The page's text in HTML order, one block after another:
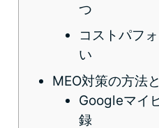
つ
コストパフ
い
MEO対策の方法
Googleマイ
録